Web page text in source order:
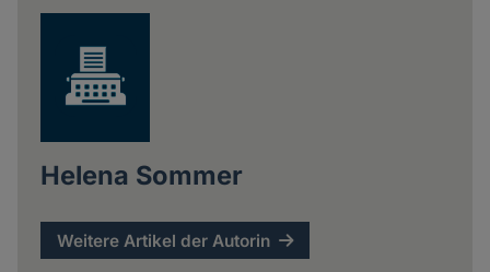
Helena Sommer
Weitere Artikel der Autorin